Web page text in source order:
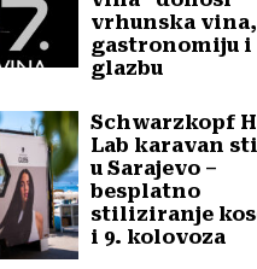
vrhunska vina,
gastronomiju i
glazbu
Schwarzkopf
Lab karavan
u Sarajevo –
besplatno
stiliziranje
i 9. kolovoza